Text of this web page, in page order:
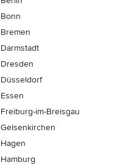
Bonn
Bremen
Darmstadt
Dresden
Düsseldorf
Essen
Freiburg-im-Breisgau
Gelsenkirchen
Hagen
Hamburg